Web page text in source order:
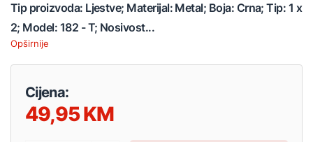
Tip proizvoda: Ljestve; Materijal: Metal; Boja: Crna; Tip: 1 x
2; Model: 182 - T; Nosivost...
Opširnije
Cijena:
49,95